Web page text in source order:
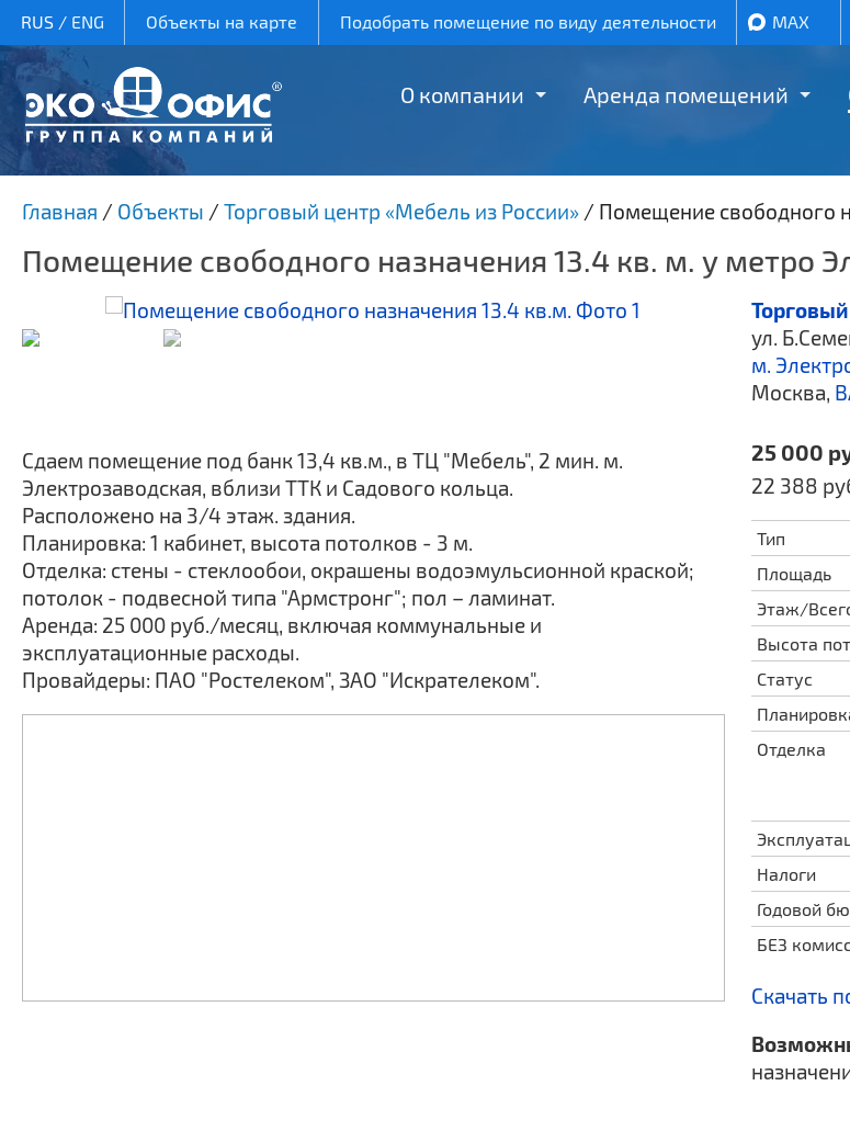
RUS/ ENG Объекты на карте Подобрать помещение по виду деятельности MAX
О компании Аренда помещений
Главная / Объекты / Торговый центр «Мебель из России» / Помещение свободного
Помещение свободного назначения 13.4 кв. м. у метро
Сдаем помещение под банк 13,4 кв.м., в ТЦ "Мебель", 2 мин. м.
Электрозаводская, вблизи ТТК и Садового кольца.
Расположено на 3/4 этаж. здания.
Планировка: 1 кабинет, высота потолков - 3 м.
Отделка: стены - стеклообои, окрашены водоэмульсионной краской;
потолок - подвесной типа "Армстронг"; пол – ламинат.
Аренда: 25 000 руб./месяц, включая коммунальные и
эксплуатационные расходы.
Провайдеры: ПАО "Ростелеком", ЗАО "Искрателеком".
ул.
м.
Москва,
25 000
22 388
Тип
Площадь
Этаж/
Высота
Статус
Отделка
Налоги
Годовой
БЕЗ
Скачать